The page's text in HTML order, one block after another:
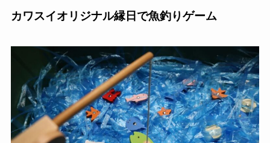
カワスイオリジナル縁日で魚釣りゲーム